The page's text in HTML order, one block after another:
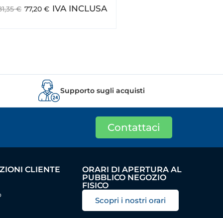
€ 77,20€ IVA INCLUSA
Supporto sugli acquisti
Contattaci
CLIENTE
ORARI DI APERTURA AL
PUBBLICO NEGOZIO
FISICO
Scopri i nostri orari